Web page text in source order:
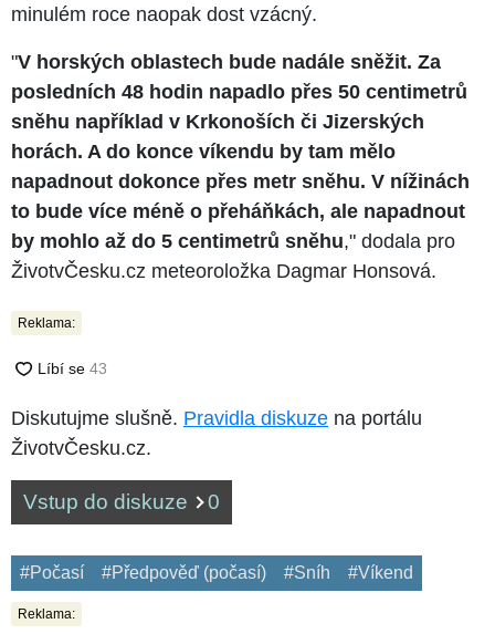
minulém roce naopak dost vzácný.
"V horských oblastech bude nadále sněžit. Za
posledních 48 hodin napadlo přes 50 centimetrů
sněhu například v Krkonoších či Jizerských
horách. A do konce víkendu by tam mělo
napadnout dokonce přes metr sněhu. V nížinách
to bude více méně o přeháňkách, ale napadnout
by mohlo až do 5 centimetrů sněhu," dodala pro
ŽivotvČesku.cz meteoroložka Dagmar Honsová.
Reklama:
Diskutujme slušně. Pravidla diskuze na portálu
ŽivotvČesku.cz.
Vstup do diskuze 0
#Počasí #Předpověď (počasí) #Sníh #Víkend
Reklama: